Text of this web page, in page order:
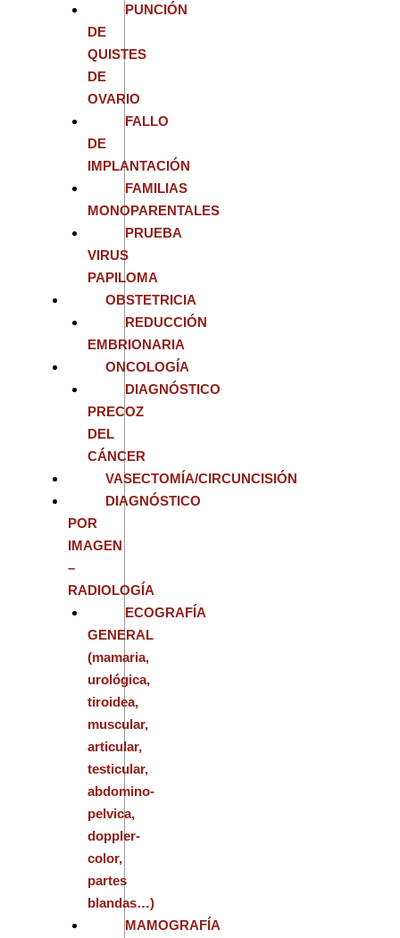
PUNCIÓN
DE
QUISTES
DE
OVARIO
FALLO
DE
IMPLANTACIÓN
FAMILIAS
MONOPARENTALES
PRUEBA
VIRUS
PAPILOMA
OBSTETRICIA
REDUCCIÓN
EMBRIONARIA
ONCOLOGÍA
DIAGNÓSTICO
PRECOZ
DEL
CÁNCER
VASECTOMÍA/CIRCUNCISIÓN
DIAGNÓSTICO
POR
IMAGEN
–
RADIOLOGÍA
ECOGRAFÍA
GENERAL
(mamaria,
urológica,
tiroidea,
muscular,
articular,
testicular,
abdomino-
pelvica,
doppler-
color,
partes
blandas…)
MAMOGRAFÍA